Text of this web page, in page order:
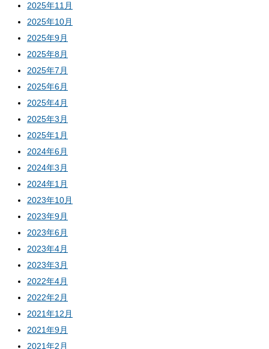
2025年11月
2025年10月
2025年9月
2025年8月
2025年7月
2025年6月
2025年4月
2025年3月
2025年1月
2024年6月
2024年3月
2024年1月
2023年10月
2023年9月
2023年6月
2023年4月
2023年3月
2022年4月
2022年2月
2021年12月
2021年9月
2021年2月